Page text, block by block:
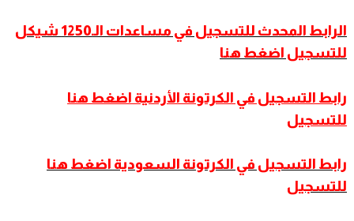
الرابط المحدث للتسجيل في مساعدات الـ1250 شيكل
للتسجيل اضغط هنا
رابط التسجيل في الكرتونة الأردنية اضغط هنا
للتسجيل
رابط التسجيل في الكرتونة السعودية اضغط هنا
للتسجيل